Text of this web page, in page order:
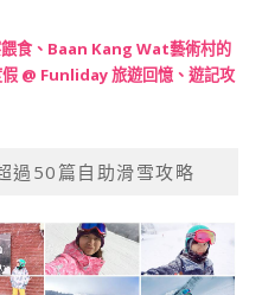
餵食、Baan Kang Wat藝術村的
@ Funliday 旅遊回憶、遊記攻
過50篇自助滑雪攻略